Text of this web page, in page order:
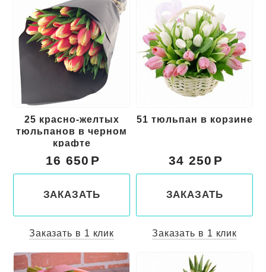
25 красно-желтых
тюльпанов в черном
крафте
16 650
ЗАКАЗАТЬ
Заказать в 1 клик
51 тюльпан в корзине
34 250
ЗАКАЗАТЬ
Заказать в 1 клик